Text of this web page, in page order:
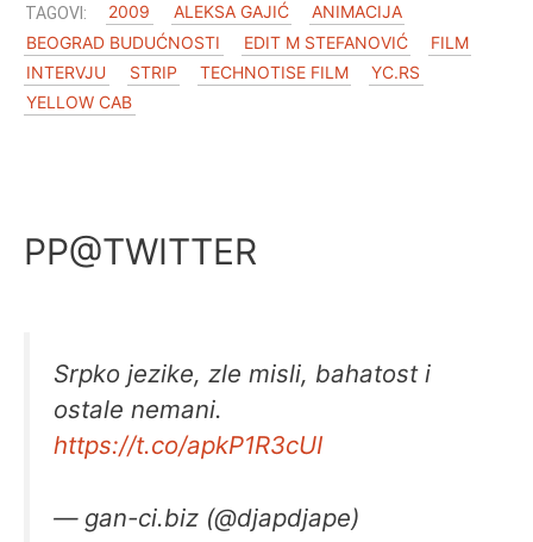
2009 ALEKSA GAJIĆ
ANIMACIJA
BEOGRAD BUDUĆNOSTI
EDIT M STEFANOVIĆ
FILM
INTERVJU
STRIP TECHNOTISE FILM
YC.RS
YELLOW CAB
PP@TWITTER
Srpko jezike, zle misli, bahatost i
ostale nemani.
https://t.co/apkP1R3cUI
— gan-ci.biz (@djapdjape)